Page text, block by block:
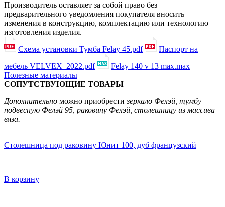
Производитель оставляет за собой право без
предварительного уведомления покупателя вносить
изменения в конструкцию, комплектацию или технологию
изготовления изделия.
Схема установки Тумба Felay 45.pdf
Паспорт на
мебель VELVEX_2022.pdf
Felay 140 v 13 max.max
Полезные материалы
СОПУТСТВУЮЩИЕ ТОВАРЫ
Дополнительно можно приобрестизеркало Фелэй, тумбу
подвесную Фелэй 95, раковину Фелэй, столешницу из массива
вяза.
Столешница под раковину Юнит 100, дуб французский
В корзину